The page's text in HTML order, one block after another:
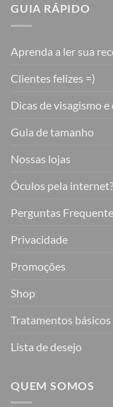
GUIA RÁPIDO
Aprenda a ler sua
Clientes felizes =)
Dicas de visagismo e
Guia de tamanho
Nossas lojas
Óculos pela
Perguntas
Privacidade
Promoções
Shop
Tratamentos básicos
Lista de desejo
QUEM SOMOS